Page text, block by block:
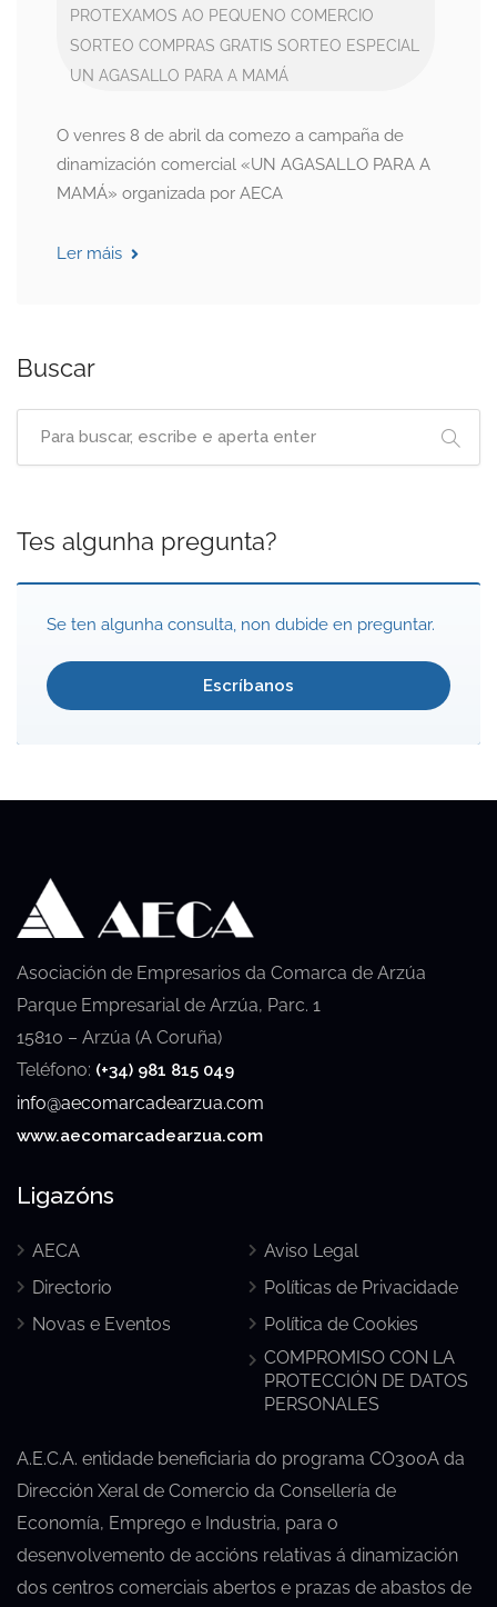
PROTEXAMOS AO PEQUENO COMERCIO
SORTEO COMPRAS GRATIS SORTEO ESPECIAL
UN AGASALLO PARA A MAMÁ
O venres 8 de abril da comezo a campaña de
dinamización comercial «UN AGASALLO PARA A
MAMÁ» organizada por AECA
Ler máis
Buscar
Tes algunha pregunta?
Se ten algunha consulta, non dubide en preguntar.
Escríbanos
Asociación de Empresarios da Comarca de Arzúa
Parque Empresarial de Arzúa, Parc. 1
15810 – Arzúa (A Coruña)
Teléfono: (+34) 981 815 049
info@aecomarcadearzua.com
www.aecomarcadearzua.com
Ligazóns
AECA
Directorio
Novas e Eventos
Aviso Legal
Políticas de Privacidade
Política de Cookies
COMPROMISO CON LA
PROTECCIÓN DE DATOS
PERSONALES
A.E.C.A. entidade beneficiaria do programa CO300A da
Dirección Xeral de Comercio da Consellería de
Economía, Emprego e Industria, para o
desenvolvemento de accións relativas á dinamización
dos centros comerciais abertos e prazas de abastos de